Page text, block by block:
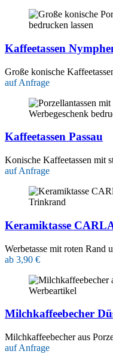
Kaffeetassen
Große konische
auf Anfrage
Kaffeetassen Passau
Konische Kaffeetassen mit
auf Anfrage
Keramiktasse
Werbetasse mit roten Rand
ab 3,90 €
Milchkaffeebecher
Milchkaffeebecher aus
auf Anfrage